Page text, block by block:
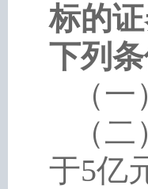
标的
下列条
（一
（二
于5亿